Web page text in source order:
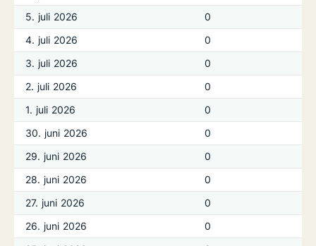
5. juli 2026
0
4. juli 2026
0
3. juli 2026
0
2. juli 2026
0
1. juli 2026
0
30. juni 2026
0
29. juni 2026
0
28. juni 2026
0
27. juni 2026
0
26. juni 2026
0